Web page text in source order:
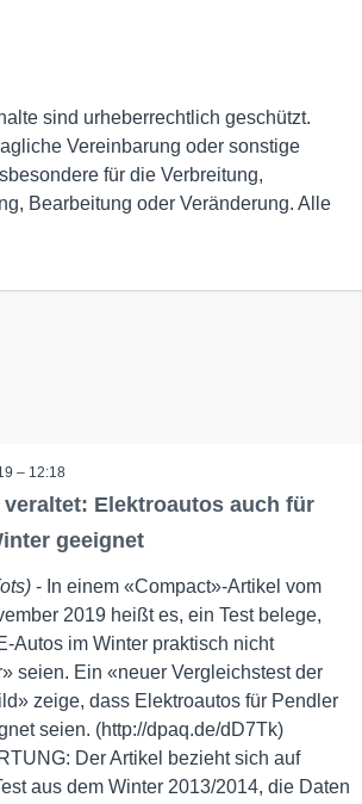
sind urheberrechtlich geschützt.
Vereinbarung oder sonstige
für die Verbreitung,
Bearbeitung oder Veränderung. Alle
– 12:18
veraltet: Elektroautos auch für
geeignet
- In einem «Compact»-Artikel vom
2019 heißt es, ein Test belege,
Autos im Winter praktisch nicht
seien. Ein «neuer Vergleichstest der
zeige, dass Elektroautos für Pendler
seien. (http://dpaq.de/dD7Tk)
Der Artikel bezieht sich auf
aus dem Winter 2013/2014, die Daten